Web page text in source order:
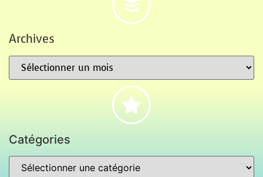
Archives
Catégories